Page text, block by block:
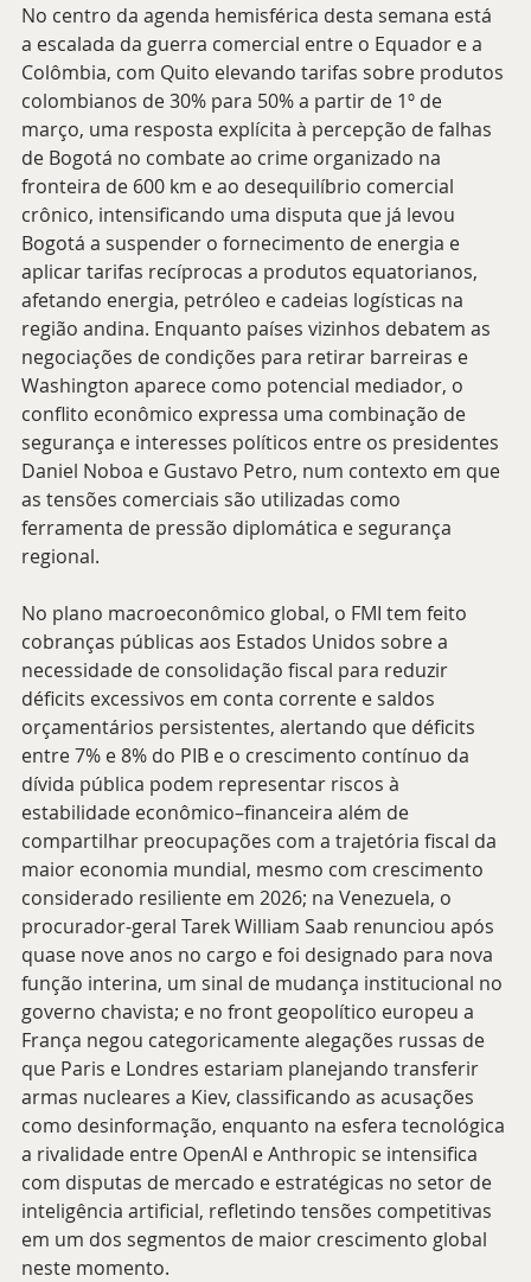
No centro da agenda hemisférica desta semana está
a escalada da guerra comercial entre o Equador e a
Colômbia, com Quito elevando tarifas sobre produtos
colombianos de 30% para 50% a partir de 1º de
março, uma resposta explícita à percepção de falhas
de Bogotá no combate ao crime organizado na
fronteira de 600 km e ao desequilíbrio comercial
crônico, intensificando uma disputa que já levou
Bogotá a suspender o fornecimento de energia e
aplicar tarifas recíprocas a produtos equatorianos,
afetando energia, petróleo e cadeias logísticas na
região andina. Enquanto países vizinhos debatem as
negociações de condições para retirar barreiras e
Washington aparece como potencial mediador, o
conflito econômico expressa uma combinação de
segurança e interesses políticos entre os presidentes
Daniel Noboa e Gustavo Petro, num contexto em que
as tensões comerciais são utilizadas como
ferramenta de pressão diplomática e segurança
regional.
No plano macroeconômico global, o FMI tem feito
cobranças públicas aos Estados Unidos sobre a
necessidade de consolidação fiscal para reduzir
déficits excessivos em conta corrente e saldos
orçamentários persistentes, alertando que déficits
entre 7% e 8% do PIB e o crescimento contínuo da
dívida pública podem representar riscos à
estabilidade econômico–financeira além de
compartilhar preocupações com a trajetória fiscal da
maior economia mundial, mesmo com crescimento
considerado resiliente em 2026; na Venezuela, o
procurador-geral Tarek William Saab renunciou após
quase nove anos no cargo e foi designado para nova
função interina, um sinal de mudança institucional no
governo chavista; e no front geopolítico europeu a
França negou categoricamente alegações russas de
que Paris e Londres estariam planejando transferir
armas nucleares a Kiev, classificando as acusações
como desinformação, enquanto na esfera tecnológica
a rivalidade entre OpenAI e Anthropic se intensifica
com disputas de mercado e estratégicas no setor de
inteligência artificial, refletindo tensões competitivas
em um dos segmentos de maior crescimento global
neste momento.